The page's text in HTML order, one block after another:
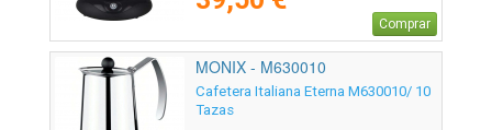
Comprar
MONIX - M630010
Cafetera Italiana Eterna M630010/ 10
Tazas